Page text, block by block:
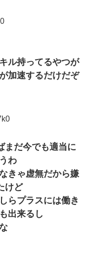
ル持ってるやつが
加速するだけだぞ
まだ今でも適当に
わ
きゃ虚無だから嫌
けど
らプラスには働き
出来るし